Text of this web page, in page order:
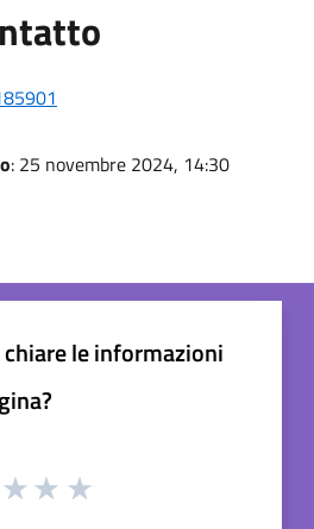
: 25 novembre 2024, 14:30
le informazioni